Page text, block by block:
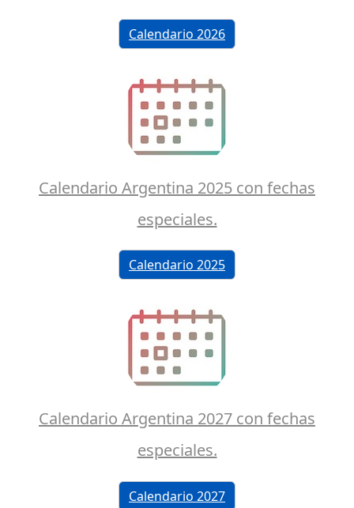
Calendario 2026
Calendario Argentina 2025 con fechas
especiales.
Calendario 2025
Calendario Argentina 2027 con fechas
especiales.
Calendario 2027